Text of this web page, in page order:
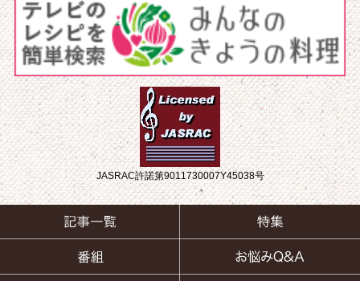
JASRAC許諾第9011730007Y45038号